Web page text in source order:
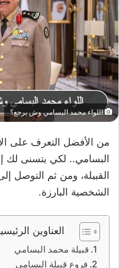
اللواء محمد البسامي وش يرجع؟
من الأفضل التعرف على
البسامي.. لكي يتسنى لك
القبيلة، ومن ثم التوصل
الشخصية البارزة.
العناوين
قبيلة محمد البسامي
فروع قبيلة البسامي